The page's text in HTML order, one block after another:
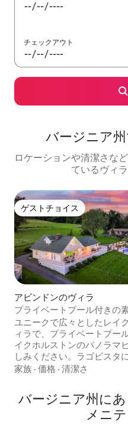
チェックアウト
バージニア
ロケーションや清潔さな
ているヴィ
ゲストチョイス
ゲストチョイス
アビンドンのヴィラ
プライベートプール付きの
の眺めのヴィラ
ユニークで広々としたレイ
ィラで、プライベートプー
イクホルストンのパノラマ
しみください。ラゴビスタ
広々とした専用駐車場、2つ
ルアップグレードされたキ
寝室、4つのバスルーム、
6人用ホットタブ、高速WI
+）があります。ゲームテ
家族 · 価格 · 清潔さ
バージニア州に
メニ